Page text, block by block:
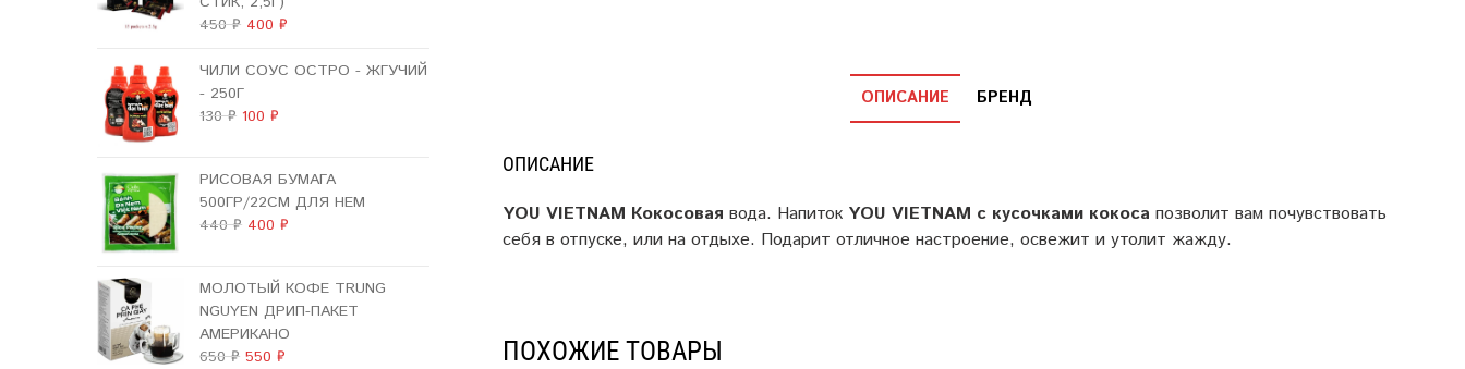
ОПИСАНИЕ БРЕНД
ОПИСАНИЕ
YOU VIETNAM Кокосовая вода. Напиток YOU VIETNAM с кусочками кокоса позволит вам почувствовать
себя в отпуске, или на отдыхе. Подарит отличное настроение, освежит и утолит жажду.
ПОХОЖИЕ ТОВАРЫ
450₽ ПЕРВОНАЧАЛЬНАЯ
СОСТАВЛЯЛА
400₽
400 ₽.
ЧИЛИ СОУС ОСТРО - ЖГУЧИЙ
- 250Г
130₽ ПЕРВОНАЧАЛЬНАЯ
130 ₽.
100₽
РИСОВАЯ БУМАГА
500ГР/22СМ ДЛЯ НЕМ
440₽ ПЕРВОНАЧАЛЬНАЯ
440 ₽.
400₽
МОЛОТЫЙ КОФЕ TRUNG
NGUYEN ДРИП-ПАКЕТ
АМЕРИКАНО
650₽ ПЕРВОНАЧАЛЬНАЯ
550₽